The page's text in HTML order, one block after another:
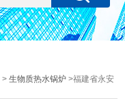
>生物质热水锅炉 >福建省永安